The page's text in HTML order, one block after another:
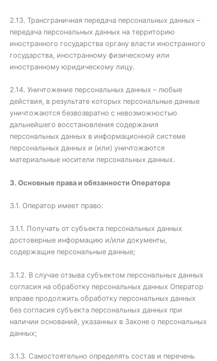
2.13. Трансграничная передача персональных данных –
передача персональных данных на территорию
иностранного государства органу власти иностранного
государства, иностранному физическому или
иностранному юридическому лицу.
2.14. Уничтожение персональных данных – любые
действия, в результате которых персональные данные
уничтожаются безвозвратно с невозможностью
дальнейшего восстановления содержания
персональных данных в информационной системе
персональных данных и (или) уничтожаются
материальные носители персональных данных.
3. Основные права и обязанности Оператора
3.1. Оператор имеет право:
3.1.1. Получать от субъекта персональных данных
достоверные информацию и/или документы,
содержащие персональные данные;
3.1.2. В случае отзыва субъектом персональных данных
согласия на обработку персональных данных Оператор
вправе продолжить обработку персональных данных
без согласия субъекта персональных данных при
наличии оснований, указанных в Законе о персональных
данных;
3.1.3. Самостоятельно определять состав и перечень